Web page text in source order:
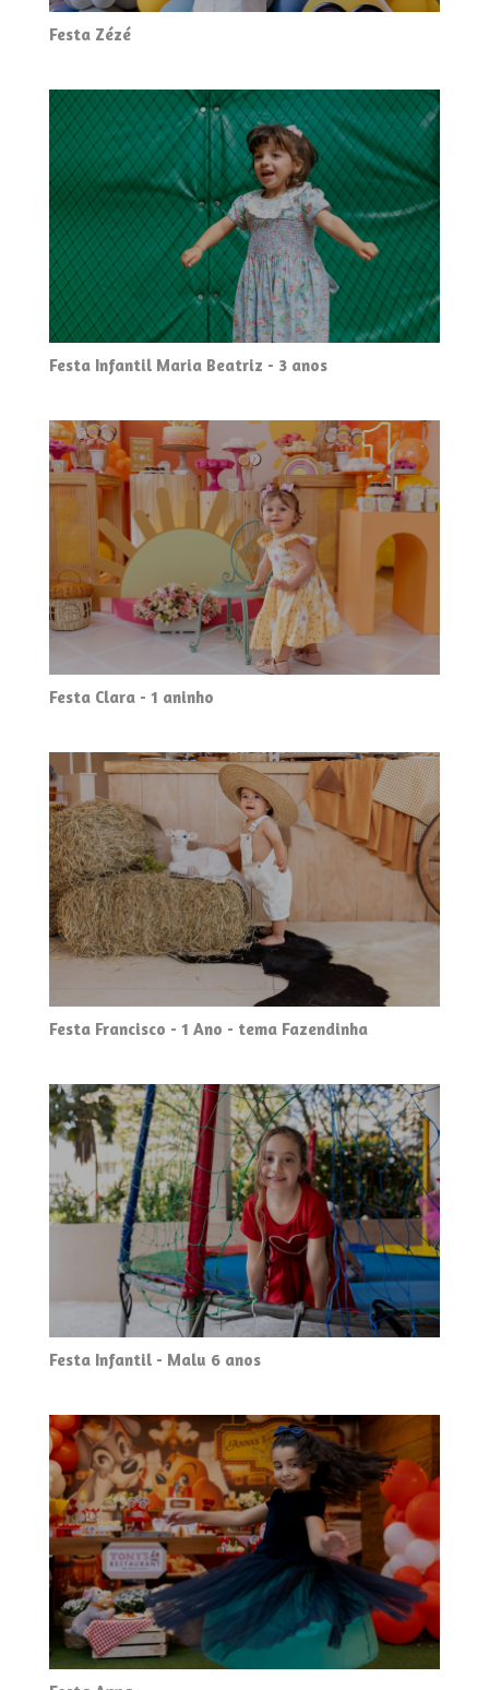
Festa Zézé
Festa Infantil Maria Beatriz - 3 anos
Festa Clara - 1 aninho
Festa Francisco - 1 Ano - tema Fazendinha
Festa Infantil - Malu 6 anos